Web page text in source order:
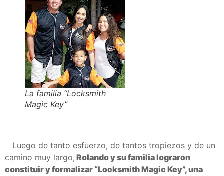
La familia “Locksmith
Magic Key”
Luego de tanto esfuerzo, de tantos tropiezos y de un
camino muy largo, Rolando y su familia lograron
constituir y formalizar “Locksmith Magic Key”, una